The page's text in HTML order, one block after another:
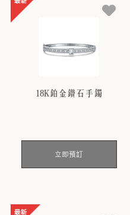
18K鉑金鑽石手鐲
立即預訂